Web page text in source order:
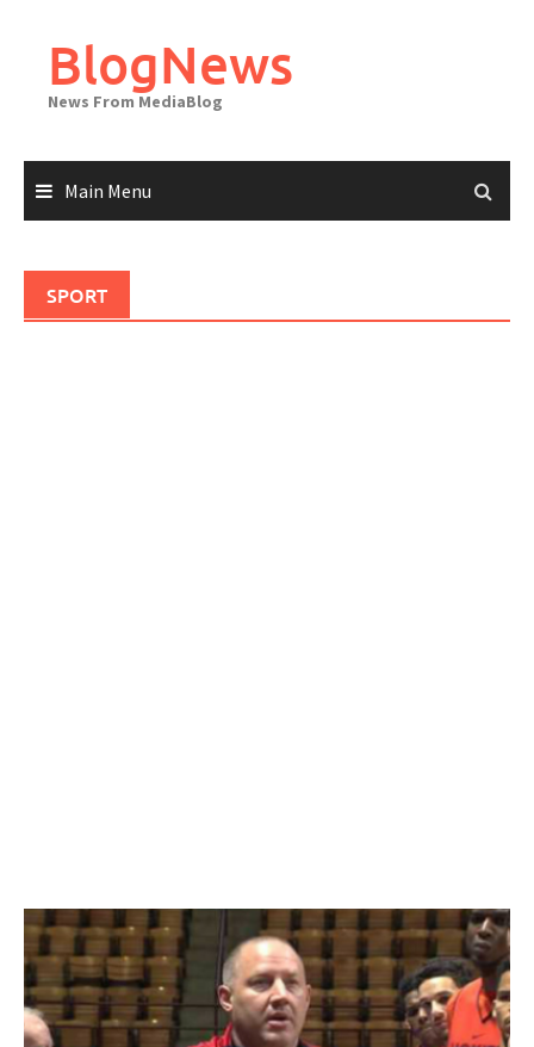
contentBlogNews
News From MediaBlog
Main Menu
SPORT